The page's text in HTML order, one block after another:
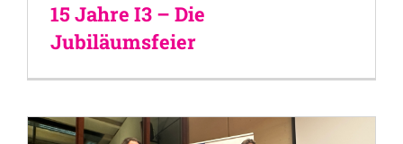
15 Jahre I3 – Die
Jubiläumsfeier